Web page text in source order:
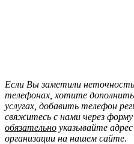
Если Вы заметили неточность
телефонах, хотите
услугах, добавить телефон
свяжитесь с нами через
обязательно указывайте
организации на нашем сайте.